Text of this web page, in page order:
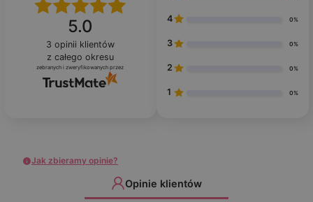
5.0
3 opinii klientów
z całego okresu
zebranych i zweryfikowanych przez
4 0%
3 0%
2 0%
1 0%
Jak zbieramy opinie?
Opinie klientów